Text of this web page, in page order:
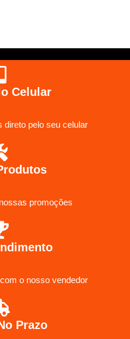
Celular
direto pelo seu celular
promoções
o nosso vendedor
Prazo